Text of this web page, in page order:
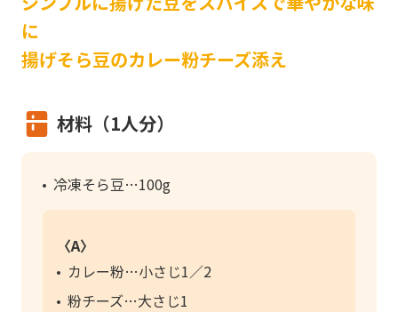
に
揚げそら豆のカレー粉チーズ添え
材料（1人分）
冷凍そら豆 100g
〈A〉
カレー粉
小さじ1／2
粉チーズ
大さじ1